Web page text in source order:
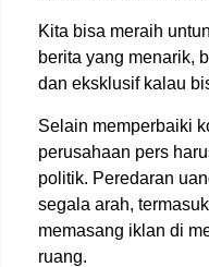
Kita bisa meraih
berita yang menarik,
dan eksklusif kalau
Selain memperbaiki
perusahaan pers
politik. Peredaran
segala arah,
memasang iklan di
ruang.